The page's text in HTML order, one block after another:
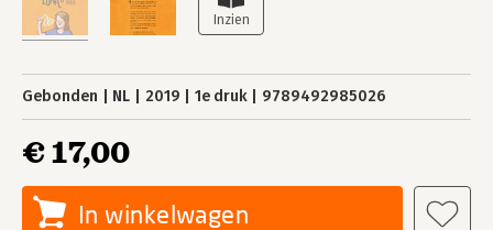
Gebonden NL 2019 1e druk 9789492985026
€ 17,00
In winkelwagen